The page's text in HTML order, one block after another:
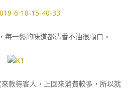
每一盤的味道都清香不油很順口。
款待客人，上回來消費較多，所以就